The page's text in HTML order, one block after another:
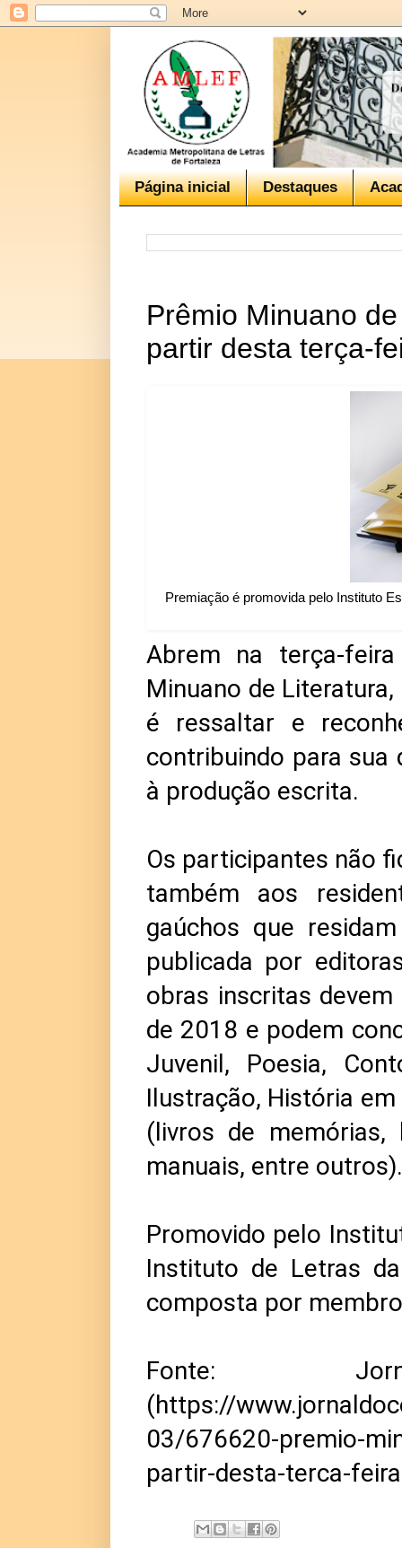
Página inicial Destaques
Prêmio Minuano
partir desta terça-
Premiação é promovida pelo Instituto
Abrem na terça-
Minuano de
é ressaltar e
contribuindo para sua
à produção escrita.
Os participantes não
também aos
gaúchos que
publicada por
obras inscritas
de 2018 e podem
Juvenil, Poesia,
Ilustração, História
(livros de memórias,
manuais, entre
Promovido pelo
Instituto de Letras
composta por
Fonte:
(https://
03/676620-premio-
partir-desta-terca-